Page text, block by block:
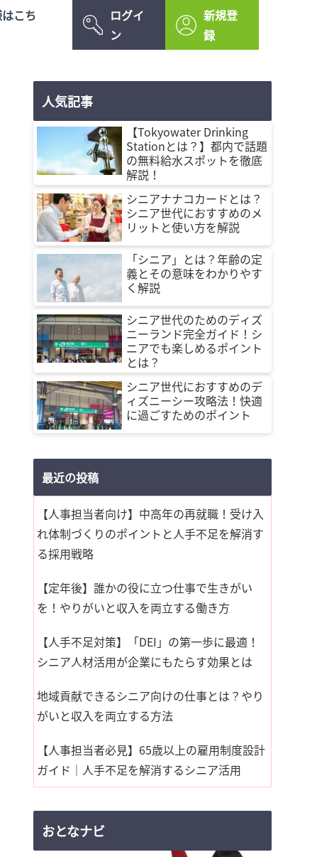
こち
ログイ
ン
新規登
録
人気記事
【Tokyowater Drinking
Stationとは？】都内で話題
の無料給水スポットを徹底
解説！
シニアナナコカードとは？
シニア世代におすすめのメ
リットと使い方を解説
「シニア」とは？年齢の定
義とその意味をわかりやす
く解説
シニア世代のためのディズ
ニーランド完全ガイド！シ
ニアでも楽しめるポイント
とは？
シニア世代におすすめのデ
ィズニーシー攻略法！快適
に過ごすためのポイント
最近の投稿
【人事担当者向け】中高年の再就職！受け入
れ体制づくりのポイントと人手不足を解消す
る採用戦略
【定年後】誰かの役に立つ仕事で生きがい
を！やりがいと収入を両立する働き方
【人手不足対策】「DEI」の第一歩に最適！
シニア人材活用が企業にもたらす効果とは
地域貢献できるシニア向けの仕事とは？やり
がいと収入を両立する方法
【人事担当者必見】65歳以上の雇用制度設計
ガイド｜人手不足を解消するシニア活用
おとなナビ